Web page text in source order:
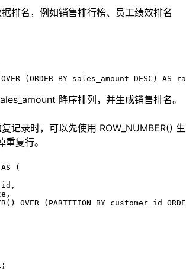
排名，例如销售排行榜、员工绩效排名
(ORDER BY sales_amount DESC) AS
降序排列，并生成销售排名。
记录时，可以先使用 ROW_NUMBER() 生
复行。
(
(PARTITION BY customer_id